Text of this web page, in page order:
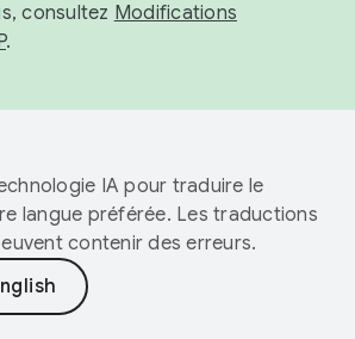
consultez Modifications
.
IA pour traduire le
langue préférée. Les traductions
contenir des erreurs.